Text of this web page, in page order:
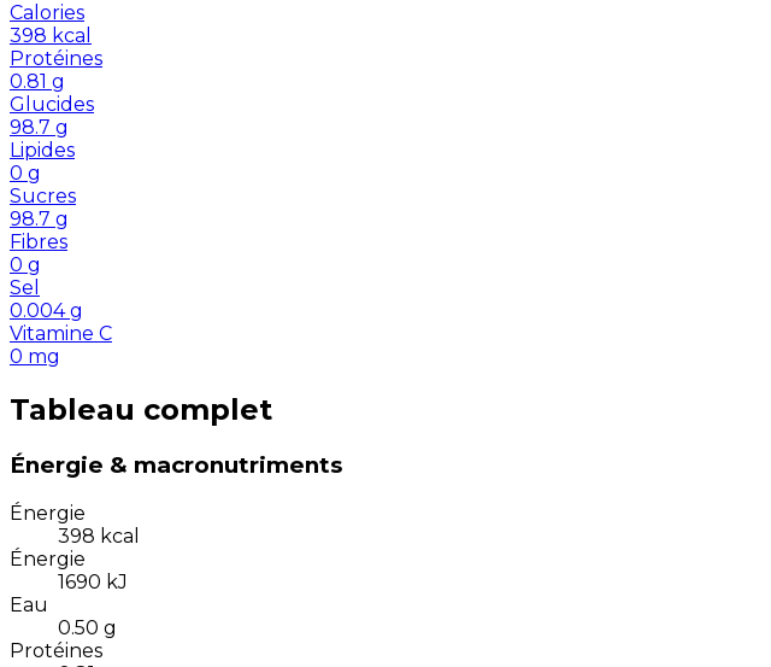
Calories
398 kcal
Protéines
0.81 g
Glucides
98.7 g
Lipides
0 g
Sucres
98.7 g
Fibres
0 g
Sel
0.004 g
Vitamine C
0 mg
Tableau complet
Énergie & macronutriments
Énergie
398 kcal
Énergie
1690 kJ
Eau
0.50 g
Protéines